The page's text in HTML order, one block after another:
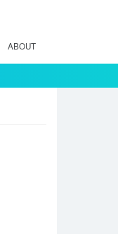
ABOUT